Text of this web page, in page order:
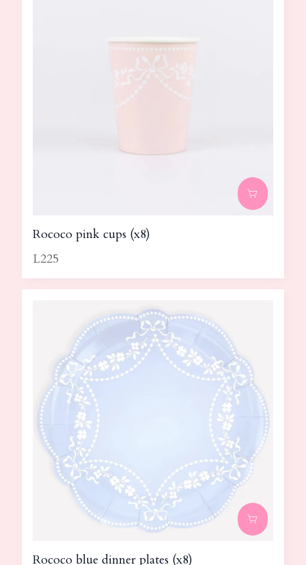
Rococo pink cups (x8)
L225
Rococo blue dinner plates (x8)